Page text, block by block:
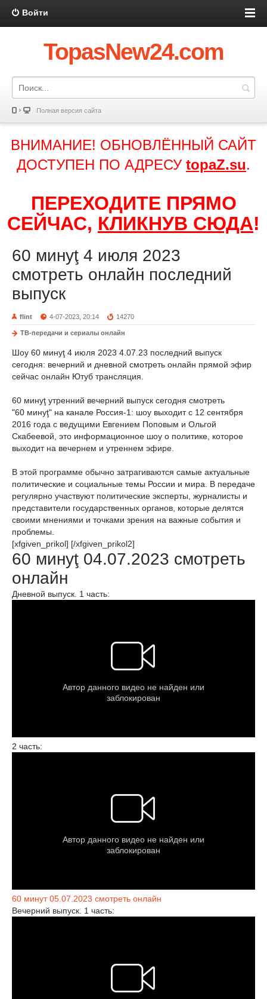
Войти
TopasNew24.com
Полная версия сайта
ВНИМАНИЕ! ОБНОВЛЁННЫЙ САЙТ
ДОСТУПЕН ПО АДРЕСУ topaZ.su.
ПЕРЕХОДИТЕ ПРЯМО
СЕЙЧАС, КЛИКНУВ СЮДА!
60 минуţ 4 июля 2023
смотреть онлайн последний
выпуск
flint 4-07-2023, 20:14 14270
ТВ-передачи и сериалы онлайн
Шоу 60 минуţ 4 июля 2023 4.07.23 последний выпуск
сегодня: вечерний и дневной смотреть онлайн прямой эфир
сейчас онлайн Ютуб трансляция.
60 минуţ утренний вечерний выпуск сегодня смотреть
"60 минуţ" на канале Россия-1: шоу выходит с 12 сентября
2016 года с ведущими Евгением Поповым и Ольгой
Скабеевой, это информационное шоу о политике, которое
выходит на вечернем и утреннем эфире.
В этой программе обычно затрагиваются самые актуальные
политические и социальные темы России и мира. В передаче
регулярно участвуют политические эксперты, журналисты и
представители государственных органов, которые делятся
своими мнениями и точками зрения на важные события и
проблемы.
[xfgiven_prikol] [/xfgiven_prikol2]
60 минуţ 04.07.2023 смотреть
онлайн
Дневной выпуск. 1 часть:
2 часть:
60 минут 05.07.2023 смотреть онлайн
Вечерний выпуск. 1 часть: